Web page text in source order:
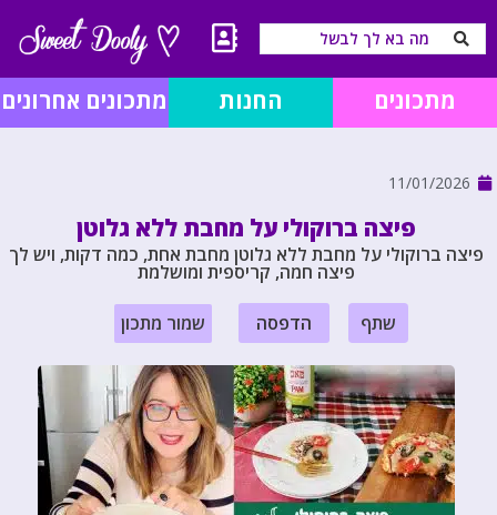
מתכונים החנות מתכונים אחרונים
11/01/2026
פיצה ברוקולי על מחבת ללא גלוטן
פיצה ברוקולי על מחבת ללא גלוטן מחבת אחת, כמה דקות, ויש לך
פיצה חמה, קריספית ומושלמת
שתף הדפסה שמור מתכון